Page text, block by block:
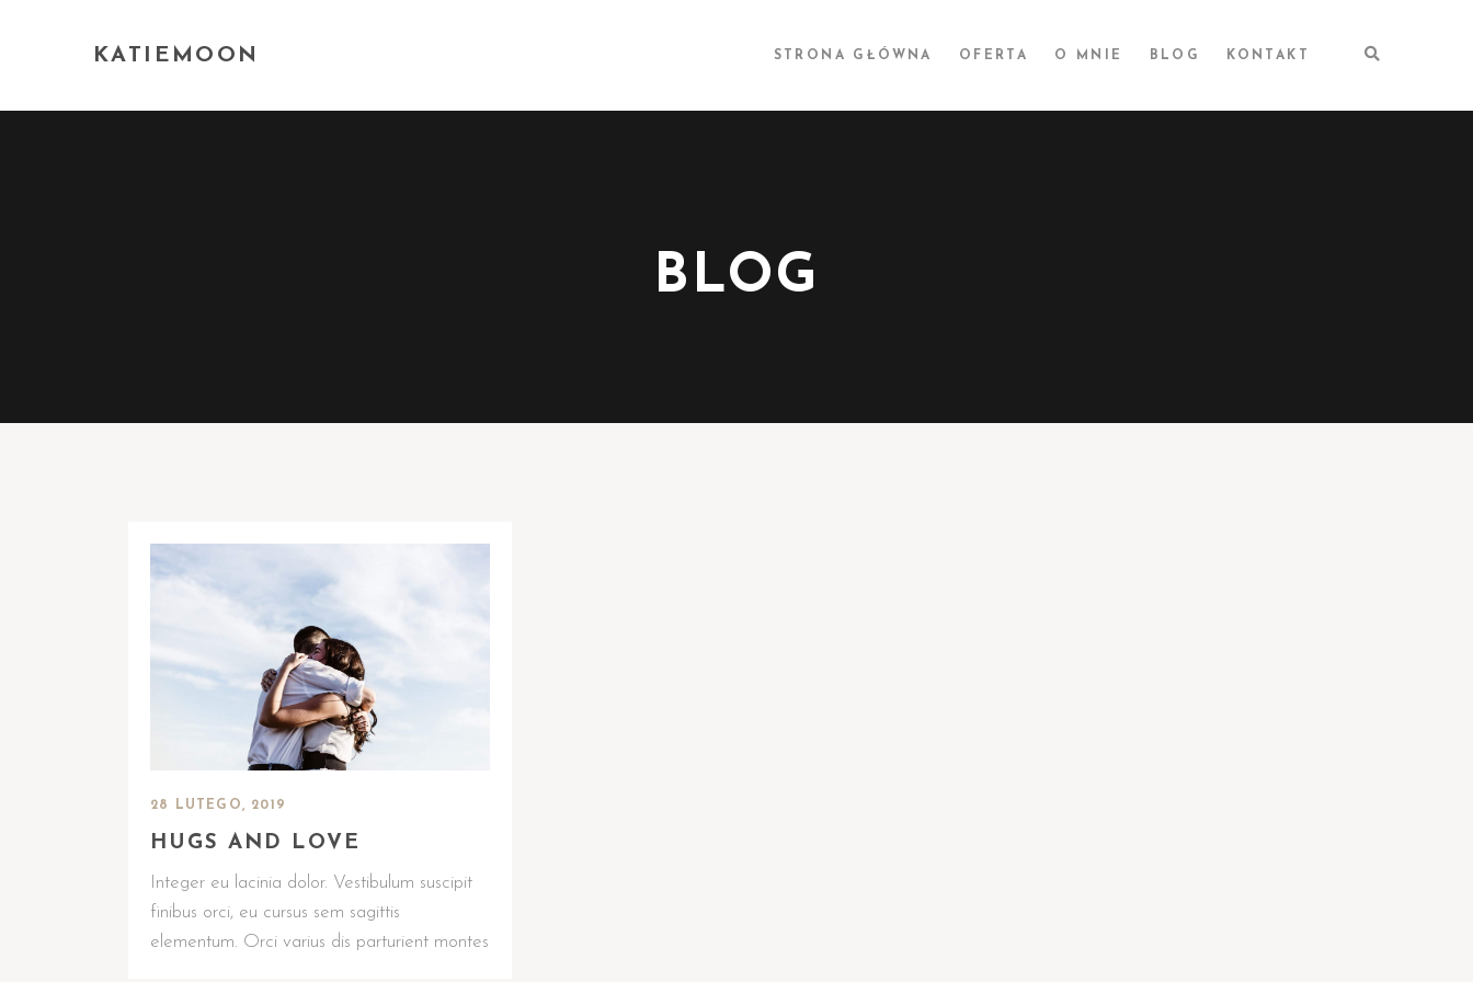
KATIEMOON STRONA GŁÓWNA OFERTA O MNIE BLOG KONTAKT
BLOG
28 LUTEGO, 2019
HUGS AND LOVE
Integer eu lacinia dolor. Vestibulum suscipit
finibus orci, eu cursus sem sagittis
elementum. Orci varius dis parturient montes